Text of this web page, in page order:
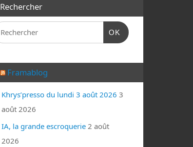
Rechercher
OK
Framablog
Khrys’presso du lundi 3 août 2026 3
août 2026
IA, la grande escroquerie 2 août
2026